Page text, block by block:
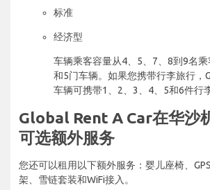
标准
经济型
车辆乘客容量从4、5、7、8到9名
和5门车辆。如果您携带行李旅行，
车辆可携带1、2、3、4、5和6件行李
Global Rent A Car在华沙
可选额外服务
您还可以租用以下额外服务：婴儿座椅、
架、雪链套装和WiFi接入。